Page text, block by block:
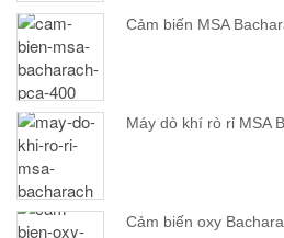
Cảm biến MSA
Máy dò khí rò rỉ MSA
Cảm biến oxy